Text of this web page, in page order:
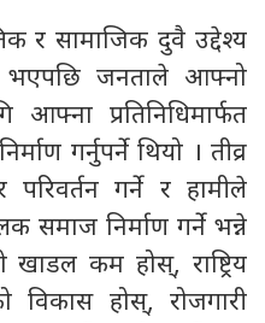
र सामाजिक दुवै उद्देश्य
भएपछि जनताले आफ्नो
आफ्ना प्रतिनिधिमार्फत
गर्नुपर्ने थियो । तीव्र
गर्ने र हामीले
समाज निर्माण गर्ने भन्ने
खाडल कम होस्, राष्ट्रिय
विकास होस्, रोजगारी